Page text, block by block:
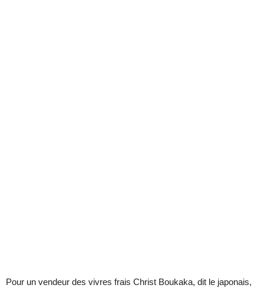
Pour un vendeur des vivres frais Christ Boukaka, dit le japonais,